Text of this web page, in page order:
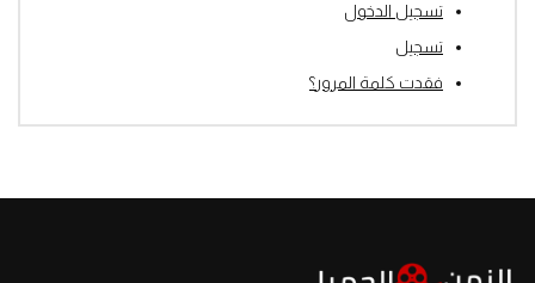
تسجيل الدخول
تسجيل
فقدت كلمة المرور؟